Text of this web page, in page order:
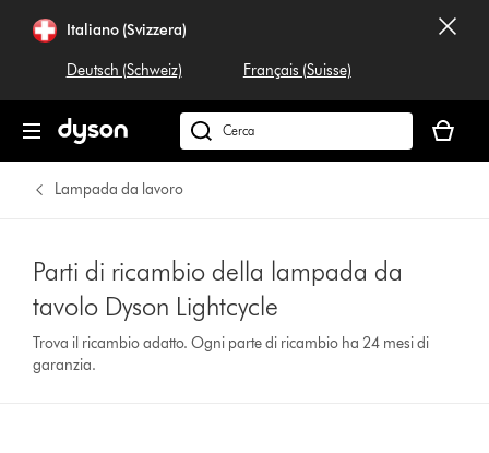
Italiano (Svizzera)
Deutsch (Schweiz) Français (Suisse)
Cerca
su
carrello
è
Lampada da lavoro
Parti di ricambio della lampada da
tavolo Dyson Lightcycle
Trova il ricambio adatto. Ogni parte di ricambio ha 24 mesi di
garanzia.